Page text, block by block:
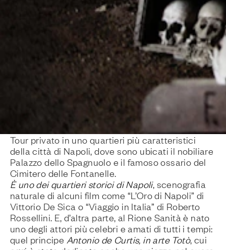
Tour privato in uno quartieri più caratteristici
della città di Napoli, dove sono ubicati il nobiliare
Palazzo dello Spagnuolo e il famoso ossario del
Cimitero delle Fontanelle.
È uno dei quartieri storici di Napoli, scenografia
naturale di alcuni film come “L’Oro di Napoli” di
Vittorio De Sica o “Viaggio in Italia” di Roberto
Rossellini. E, d’altra parte, al Rione Sanità è nato
uno degli attori più celebri e amati di tutti i tempi:
quel principe Antonio de Curtis, in arte Totò, cui